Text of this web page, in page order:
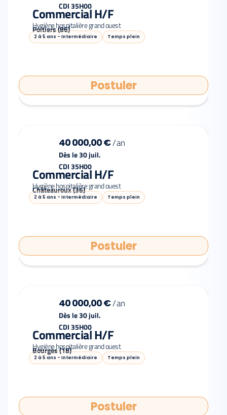
CDI 35H00
Commercial H/F
Hygiène hospitalière grand ouest
Poitiers (86)
2 à 5 ans - Intermédiaire Temps plein
Postuler
40 000,00 €/an
Dès le 30 juil.
CDI 35H00
Commercial H/F
Hygiène hospitalière grand ouest
Châteauroux (36)
2 à 5 ans - Intermédiaire Temps plein
Postuler
40 000,00 €/an
Dès le 30 juil.
CDI 35H00
Commercial H/F
Hygiène hospitalière grand ouest
Bourges (18)
2 à 5 ans - Intermédiaire Temps plein
Postuler